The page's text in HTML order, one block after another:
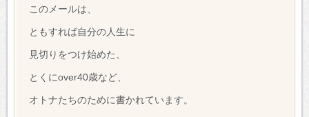
このメールは、
ともすれば自分の人生に
見切りをつけ始めた、
とくにover40歳など、
オトナたちのために書かれています。